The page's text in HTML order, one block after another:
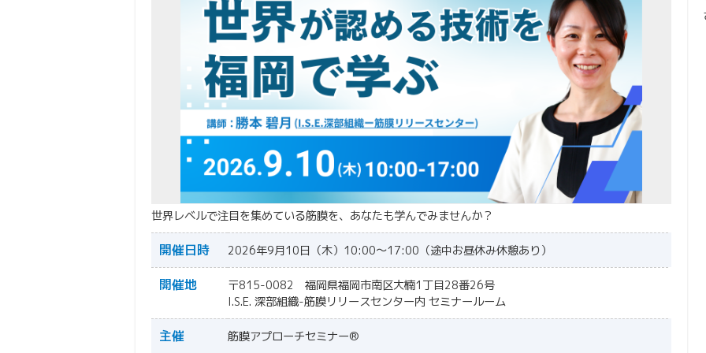
世界レベルで注目を集めている筋膜を、あなたも学んでみませんか？
開催日時 2026年9月10日（木）10:00～17:00（途中お昼休み休憩あり）
開催地
〒815-0082 福岡県福岡市南区大楠1丁目28番26号
I.S.E. 深部組織-筋膜リリースセンター内 セミナールーム
主催 筋膜アプローチセミナー®